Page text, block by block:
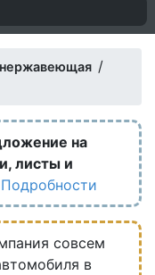
/
на
листы и
Подробности
совсем
в